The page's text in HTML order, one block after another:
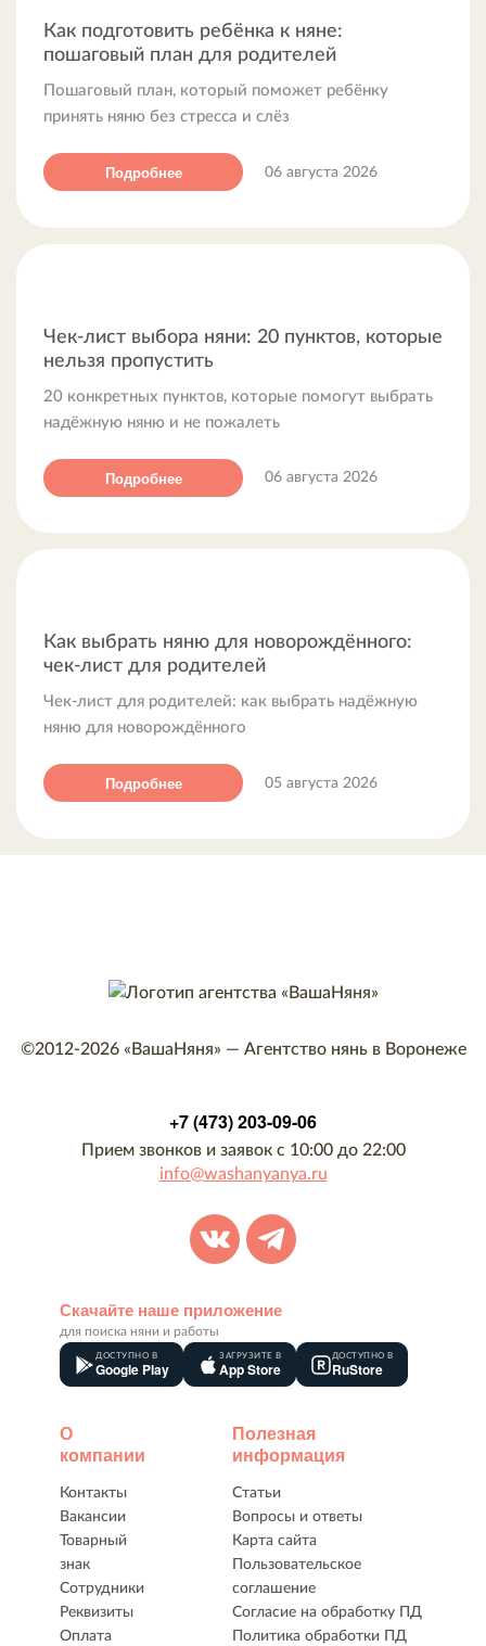
Как подготовить ребёнка к няне:
пошаговый план для родителей
Пошаговый план, который поможет ребёнку
принять няню без стресса и слёз
Подробнее 06 августа 2026
Чек-лист выбора няни: 20 пунктов, которые
нельзя пропустить
20 конкретных пунктов, которые помогут выбрать
надёжную няню и не пожалеть
Подробнее 06 августа 2026
Как выбрать няню для новорождённого:
чек-лист для родителей
Чек-лист для родителей: как выбрать надёжную
няню для новорождённого
Подробнее 05 августа 2026
©2012-2026 «ВашаНяня» — Агентство нянь в Воронеже
+7 (473) 203-09-06
Прием звонков и заявок с 10:00 до 22:00
info@washanyanya.ru
Скачайте наше приложение
для поиска няни и работы
ДОСТУПНО В
Google Play
ЗАГРУЗИТЕ В
App Store
ДОСТУПНО В
RuStore
О
компании
Контакты
Вакансии
Товарный
знак
Сотрудники
Реквизиты
Оплата
Полезная
информация
Статьи
Вопросы и ответы
Карта сайта
Пользовательское
соглашение
Согласие на обработку ПД
Политика обработки ПД